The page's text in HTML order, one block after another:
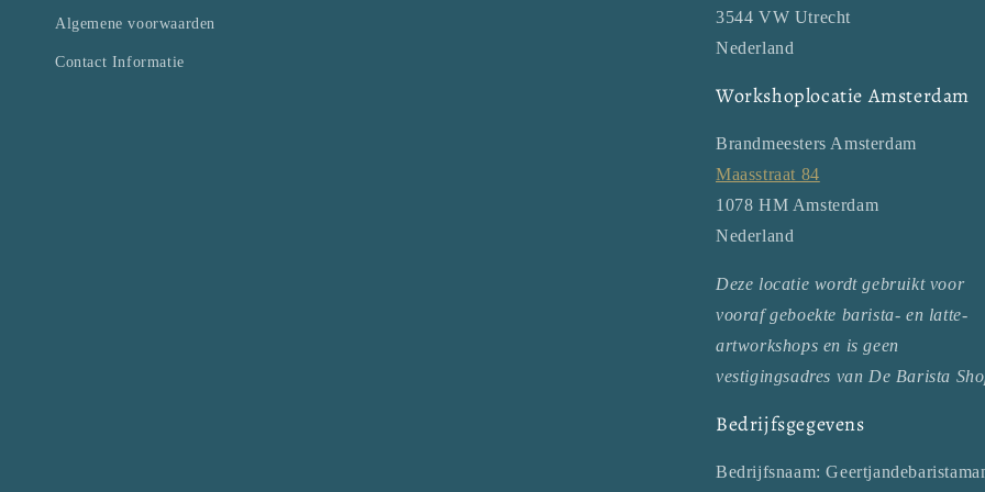
Algemene voorwaarden
Contact Informatie
3544 VW Utrecht
Nederland
Workshoplocatie Amsterdam
Brandmeesters Amsterdam
Maasstraat 84
1078 HM Amsterdam
Nederland
Deze locatie wordt gebruikt voor
vooraf geboekte barista- en latte-
artworkshops en is geen
vestigingsadres van De Barista
Bedrijfsgegevens
Bedrijfsnaam: